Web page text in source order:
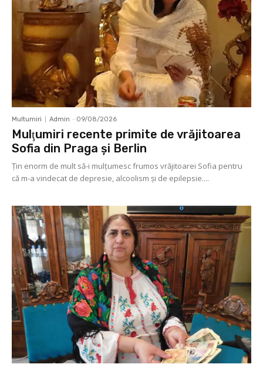
Multumiri Admin - 09/08/2026
Mulţumiri recente primite de vrăjitoarea
Sofia din Praga și Berlin
Ţin enorm de mult să-i mulţumesc frumos vrăjitoarei Sofia pentru
că m-a vindecat de depresie, alcoolism şi de epilepsie....